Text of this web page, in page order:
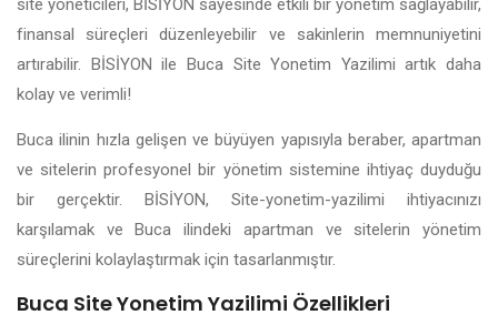
site yöneticileri, BİSİYON sayesinde etkili bir yönetim sağlayabilir,
finansal süreçleri düzenleyebilir ve sakinlerin memnuniyetini
artırabilir. BİSİYON ile Buca Site Yonetim Yazilimi artık daha
kolay ve verimli!
Buca ilinin hızla gelişen ve büyüyen yapısıyla beraber, apartman
ve sitelerin profesyonel bir yönetim sistemine ihtiyaç duyduğu
bir gerçektir. BİSİYON, Site-yonetim-yazilimi ihtiyacınızı
karşılamak ve Buca ilindeki apartman ve sitelerin yönetim
süreçlerini kolaylaştırmak için tasarlanmıştır.
Buca Site Yonetim Yazilimi Özellikleri